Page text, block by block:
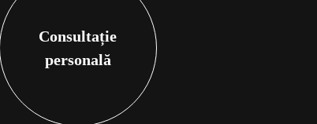
Consultație
personală